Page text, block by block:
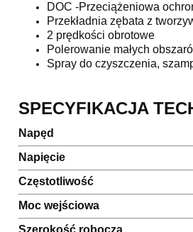
DOC -Przeciążeniowa
Przekładnia zębata z
2 prędkości obrotowe
Polerowanie małych
Spray do czyszczenia,
SPECYFIKACJA
Napęd
Napięcie
Częstotliwość
Moc wejściowa